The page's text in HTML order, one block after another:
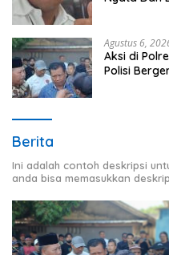
Agustus 6,
Aksi di
Polisi
Berita
Ini adalah contoh deskripsi
anda bisa memasukkan